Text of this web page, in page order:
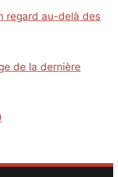
regard au-delà des
de la dernière